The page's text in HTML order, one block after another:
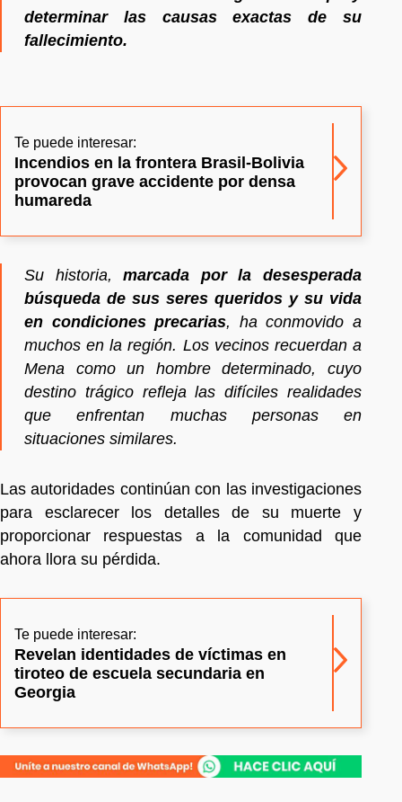
determinar las causas exactas de su
fallecimiento.
Te puede interesar:
Incendios en la frontera Brasil-Bolivia
provocan grave accidente por densa
humareda
Su historia,marcada por la desesperada
búsqueda de sus seres queridos y su vida
en condiciones precarias, ha conmovido a
muchos en la región. Los vecinos recuerdan a
Mena como un hombre determinado, cuyo
destino trágico refleja las difíciles realidades
que enfrentan muchas personas en
situaciones similares.
Las autoridades continúan con las investigaciones
para esclarecer los detalles de su muerte y
proporcionar respuestas a la comunidad que
ahora llora su pérdida.
Te puede interesar:
Revelan identidades de víctimas en
tiroteo de escuela secundaria en
Georgia